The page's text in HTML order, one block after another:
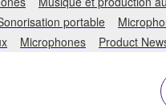
portable
Microphones Product